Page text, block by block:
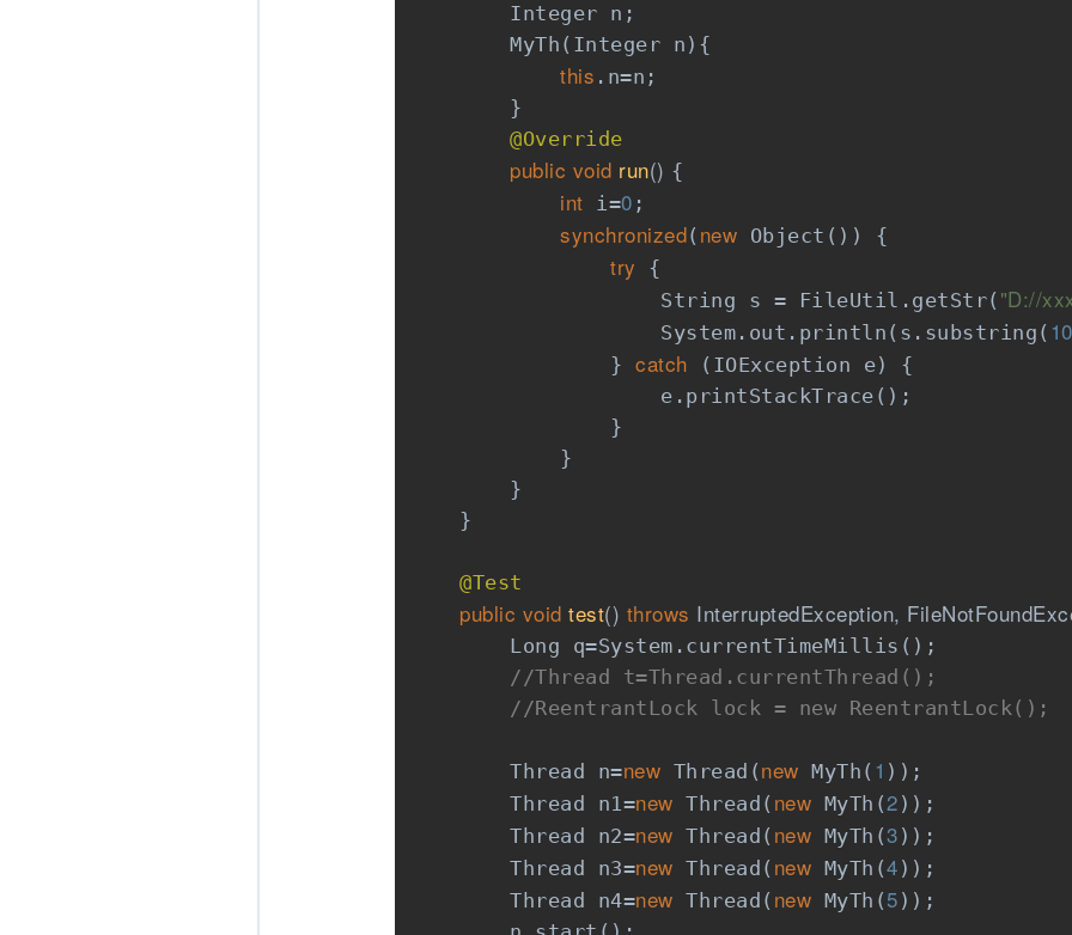
Integer n;
MyTh(Integer n){
this .n=n;
}
@Override
public void run() {
int i=0 ;
synchronized( new Object()) {
try {
String s = FileUtil.getStr( "D://
System.out.println(s.substring( 10
} catch (IOException e) {
e.printStackTrace();
}
}
}
}
@Test
public void test() throws InterruptedException,
Long q=System.currentTimeMillis();
//Thread t=Thread.currentThread();
//ReentrantLock lock = new ReentrantLock();
Thread n=new Thread( new MyTh( 1 ));
Thread n1=new Thread( new MyTh(2 ));
Thread n2=new Thread( new MyTh(3 ));
Thread n3=new Thread( new MyTh(4 ));
Thread n4=new Thread( new MyTh( 5 ));